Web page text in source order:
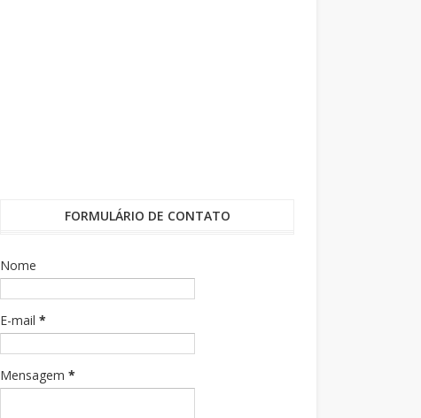
FORMULÁRIO DE CONTATO
Nome
E-mail*
Mensagem*